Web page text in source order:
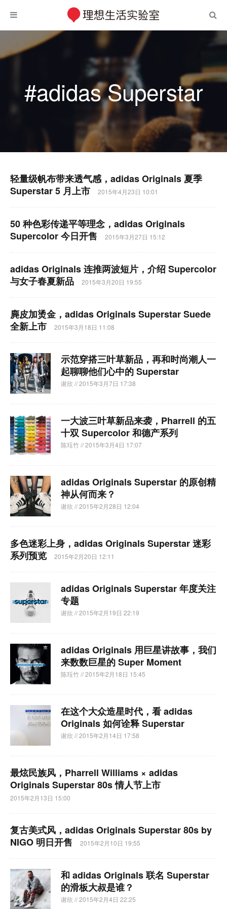
#adidas Superstar
轻量级帆布带来透气感，adidas Originals 夏季
Superstar 5 月上市
2015年4月23日 10:01
50 种色彩传递平等理念，adidas Originals
Supercolor 今日开售
2015年3月27日 15:12
adidas Originals 连推两波短片，介绍 Supercolor
与女子春夏新品
2015年3月20日 19:55
麂皮加烫金，adidas Originals Superstar Suede
全新上市
2015年3月18日 11:08
示范穿搭三叶草新品，再和时尚潮人一
起聊聊他们心中的 Superstar
谢欣 // 2015年3月7日 17:38
一大波三叶草新品来袭，Pharrell 的五
十双 Supercolor 和德产系列
陈珏竹// 2015年3月4日 17:07
adidas Originals Superstar 的原创精
神从何而来？
谢欣 // 2015年2月28日 12:04
多色迷彩上身，adidas Originals Superstar 迷彩
系列预览
2015年2月20日 12:11
adidas Originals Superstar 年度关注
专题
谢欣 // 2015年2月19日 22:19
adidas Originals 用巨星讲故事，我们
来数数巨星的 Super Moment
陈珏竹// 2015年2月18日 15:45
在这个大众造星时代，看 adidas
Originals 如何诠释 Superstar
谢欣 // 2015年2月14日 17:58
最炫民族风，Pharrell Williams × adidas
Originals Superstar 80s 情人节上市
2015年2月13日 15:00
复古美式风，adidas Originals Superstar 80s by
NIGO 明日开售
2015年2月10日 19:55
和 adidas Originals 联名 Superstar
的滑板大叔是谁？
谢欣 // 2015年2月4日 22:25